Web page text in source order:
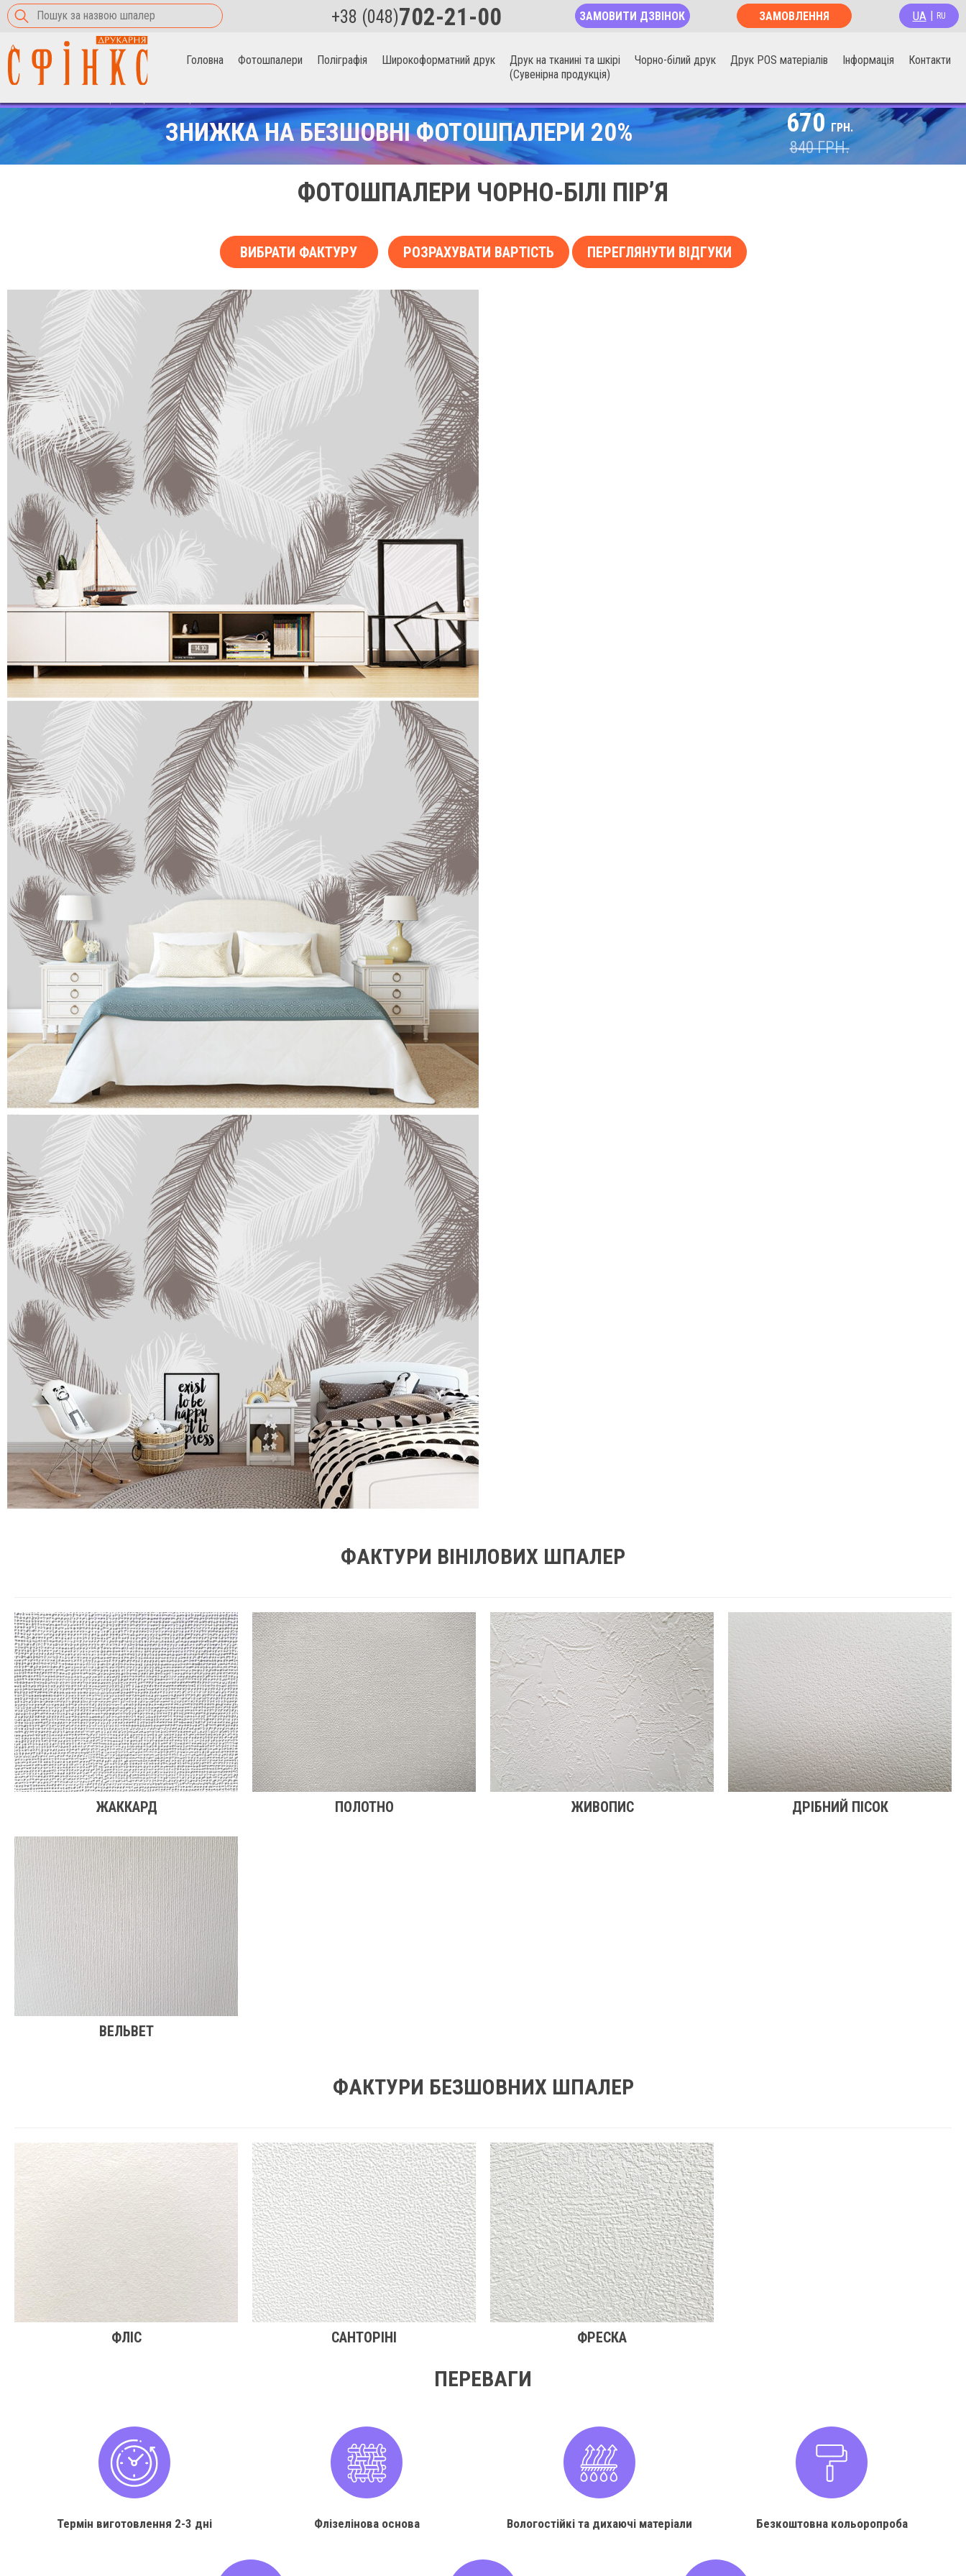
+38 (048)702-21-00 ЗАМОВИТИ ДЗВІНОК
ЗАМОВЛЕННЯ
UA RU
Головна Фотошпалери Поліграфія Широкоформатний друк
Друк на тканині та шкірі
(Сувенірна продукція)
Чорно-білий друк Друк POS матеріалів Інформація Контакти
ЗНИЖКА НА БЕЗШОВНІ ФОТОШПАЛЕРИ 20% 670ГРН.
840ГРН.
ФОТОШПАЛЕРИ ЧОРНО-БІЛІ ПІР’Я
ВИБРАТИ ФАКТУРУ РОЗРАХУВАТИ ВАРТІСТЬ ПЕРЕГЛЯНУТИ ВІДГУКИ
ФАКТУРИ ВІНІЛОВИХ ШПАЛЕР
ЖАККАРД ПОЛОТНО ЖИВОПИС ДРІБНИЙ ПІСОК
ВЕЛЬВЕТ
ФАКТУРИ БЕЗШОВНИХ ШПАЛЕР
ФЛІС САНТОРІНІ ФРЕСКА
ПЕРЕВАГИ
Термін виготовлення 2-3 дні Флізелінова основа Вологостійкі та дихаючі матеріали Безкоштовна кольоропроба